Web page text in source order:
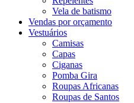
Vela de batismo
Vendas por orçamento
Vestuários
Camisas
Capas
Ciganas
Pomba Gira
Roupas Africanas
Roupas de Santos